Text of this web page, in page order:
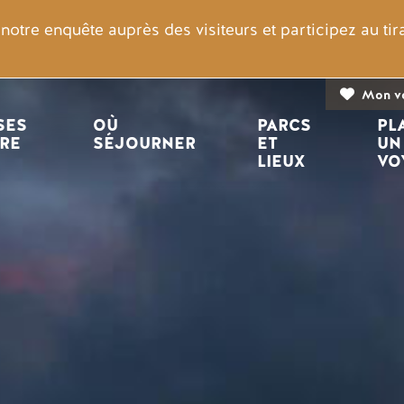
enquête auprès des visiteurs et participez au
Mon
OÙ
SÉJOURNER
PARCS
ET
LIEUX
UN